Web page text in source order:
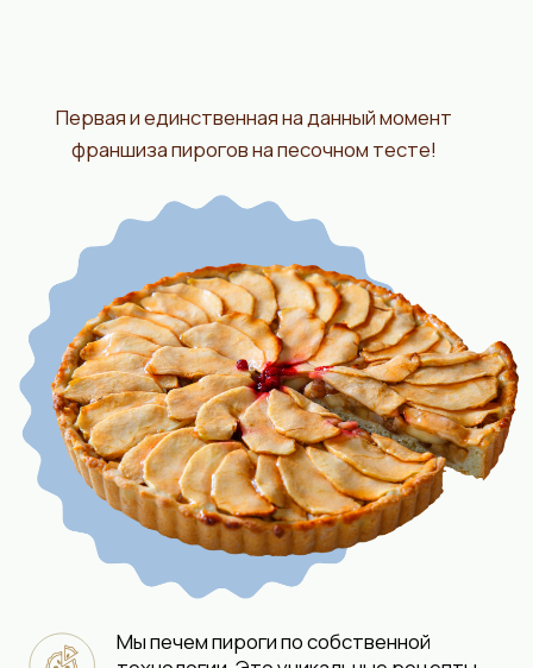
* В инвестиции входят:оборудование для
цеха + фирменная упаковка.
Не входят:бюджет на рекламу, аренда
помещения, заработная плата сотрудников,
коммунальные расходы (расчет прямых
инвестиций на первые два месяца работы),
стоимость пашуального взноса, закуп первой
партии полуфабрикатов, косметический
ремонт помещения.
*За финансовой моделью и более детальной
информацией обращайтесь в отдел продаж.
Что включает:
В одном из цехов сети «Машенькины пироги»
мы собираем по ТТК продукцию,
логистической компанией до вашей пекарни.
Вам остается только испечь и продать.
Сокращенный цикл производства
ПЕКАРНЯ от 60 М2
Инвестиции от 7 200 000 руб.*
Общие инвестиции от 9 840 000 руб.